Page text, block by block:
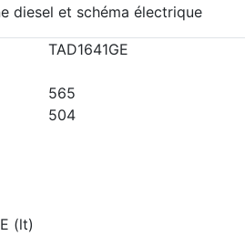
diesel et schéma électrique
TAD1641GE
565
504
(lt)